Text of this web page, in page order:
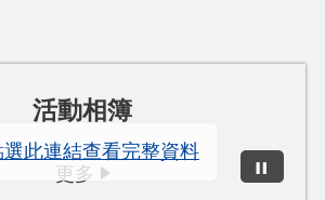
活動相簿
更多
選此連結查看完整資料